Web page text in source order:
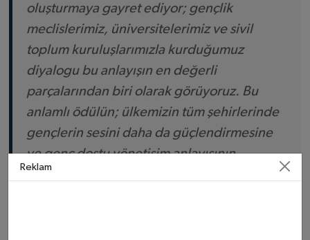
oluşturmaya gayret ediyor; gençlik
meclislerimiz, üniversitelerimiz ve sivil
toplum kuruluşlarımızla kurduğumuz
diyalogu bu anlayışın en değerli
parçalarından biri olarak görüyoruz. Bu
anlamlı ödülün; ülkemizin tüm şehirlerinde
gençlerin sesini daha da güçlendirmesine
ve genç dostu yönetişim anlayışının
yaygınlaşmasına vesile olmasını diliyorum.
Reklam